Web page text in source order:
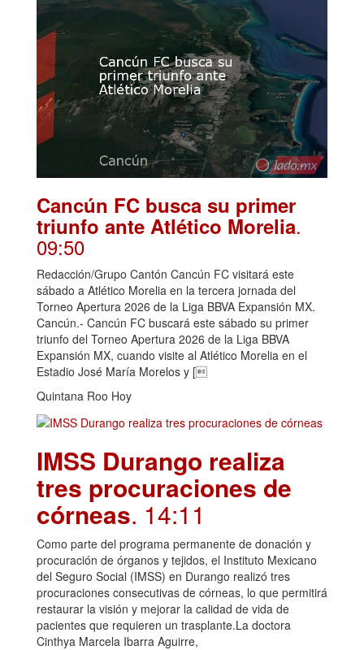
Cancún FC busca su primer
triunfo ante Atlético Morelia.
09:50
Redacción/Grupo Cantón Cancún FC visitará este
sábado a Atlético Morelia en la tercera jornada del
Torneo Apertura 2026 de la Liga BBVA Expansión MX.
Cancún.- Cancún FC buscará este sábado su primer
triunfo del Torneo Apertura 2026 de la Liga BBVA
Expansión MX, cuando visite al Atlético Morelia en el
Estadio José María Morelos y [
Quintana Roo Hoy
IMSS Durango realiza
tres procuraciones de
córneas. 14:11
Como parte del programa permanente de donación y
procuración de órganos y tejidos, el Instituto Mexicano
del Seguro Social (IMSS) en Durango realizó tres
procuraciones consecutivas de córneas, lo que permitirá
restaurar la visión y mejorar la calidad de vida de
pacientes que requieren un trasplante.La doctora
Cinthya Marcela Ibarra Aguirre,